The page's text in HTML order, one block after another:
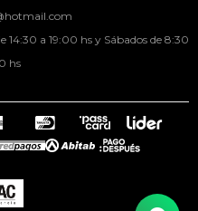
14:30 a 19:00 hs y Sábados de 8:30
hs